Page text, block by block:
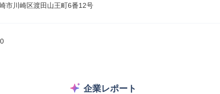
市川崎区渡田山王町6番12号
企業レポート